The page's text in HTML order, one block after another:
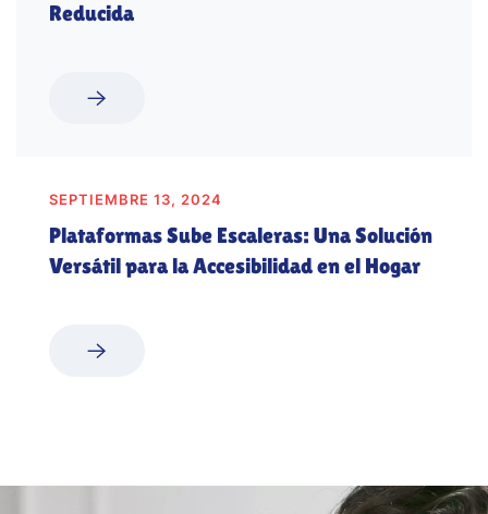
Reducida
SEPTIEMBRE 13, 2024
Plataformas Sube Escaleras: Una Solución
Versátil para la Accesibilidad en el Hogar